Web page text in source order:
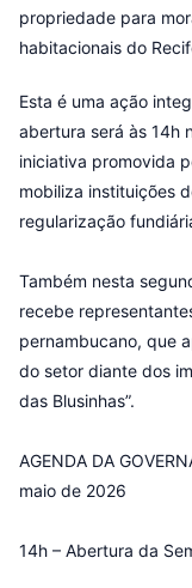
propriedade para
habitacionais do
Esta é uma ação
abertura será às 14h
iniciativa promovida
mobiliza instituições
regularização
Também nesta
recebe
pernambucano, que
do setor diante dos
das Blusinhas”.
AGENDA DA
maio de 2026
14h – Abertura da